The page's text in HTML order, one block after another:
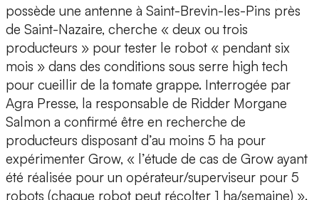
possède une antenne à Saint-Brevin-les-Pins près
de Saint-Nazaire, cherche « deux ou trois
producteurs » pour tester le robot « pendant six
mois » dans des conditions sous serre high tech
pour cueillir de la tomate grappe. Interrogée par
Agra Presse, la responsable de Ridder Morgane
Salmon a confirmé être en recherche de
producteurs disposant d’au moins 5 ha pour
expérimenter Grow, « l’étude de cas de Grow ayant
été réalisée pour un opérateur/superviseur pour 5
robots (chaque robot peut récolter 1 ha/semaine) ».